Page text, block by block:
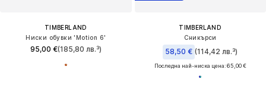
TIMBERLAND
Ниски обувки 'Motion 6'
95,00 €(185,80 лв.³)
TIMBERLAND
Сникърси
58,50 € (114,42 лв.³)
Последна най-ниска цена:65,00 €